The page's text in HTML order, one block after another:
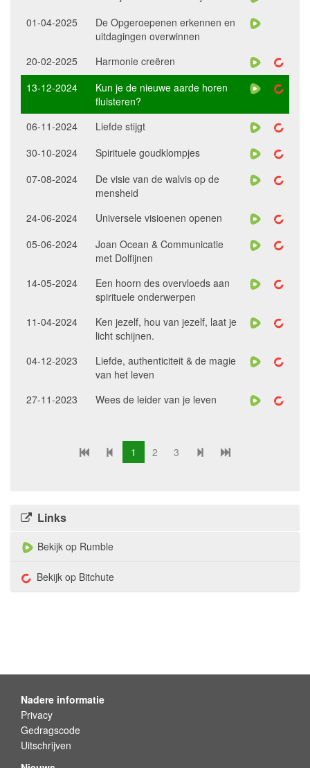
01-04-2025
De Opgeroepenen erkennen en
uitdagingen overwinnen
20-02-2025
Harmonie creëren
13-12-2024
Kun je de nieuwe aarde horen
fluisteren?
06-11-2024
Liefde stijgt
30-10-2024
Spirituele goudklompjes
07-08-2024
De visie van de walvis op de
mensheid
24-06-2024
Universele visioenen openen
05-06-2024
Joan Ocean & Communicatie
met Dolfijnen
14-05-2024
Een hoorn des overvloeds aan
spirituele onderwerpen
11-04-2024
Ken jezelf, hou van jezelf, laat je
licht schijnen.
04-12-2023
Liefde, authenticiteit & de magie
van het leven
27-11-2023
Wees de leider van je leven
1 2 3
Links
Bekijk op Rumble
Bekijk op Bitchute
Nadere informatie
Privacy
Gedragscode
Uitschrijven